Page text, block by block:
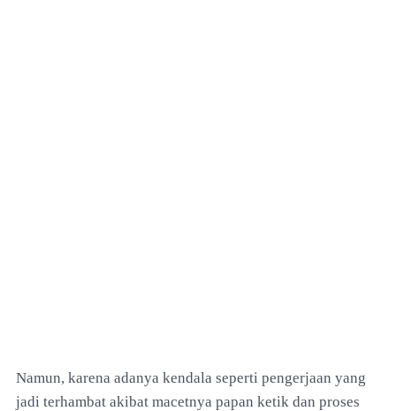
Namun, karena adanya kendala seperti pengerjaan yang
jadi terhambat akibat macetnya papan ketik dan proses